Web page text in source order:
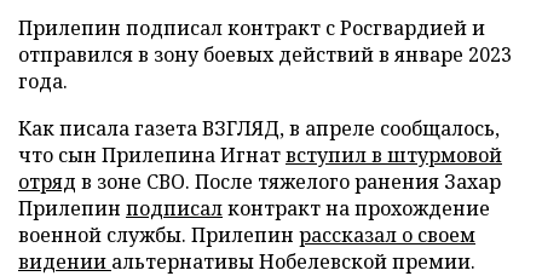
Прилепин подписал контракт с Росгвардией и
отправился в зону боевых действий в январе 2023
года.
Как писала газета ВЗГЛЯД, в апреле сообщалось,
что сын Прилепина Игнатвступил в штурмовой
отряд в зоне СВО. После тяжелого ранения Захар
Прилепин подписалконтракт на прохождение
военной службы. Прилепин рассказал о своем
видении альтернативы Нобелевской премии.